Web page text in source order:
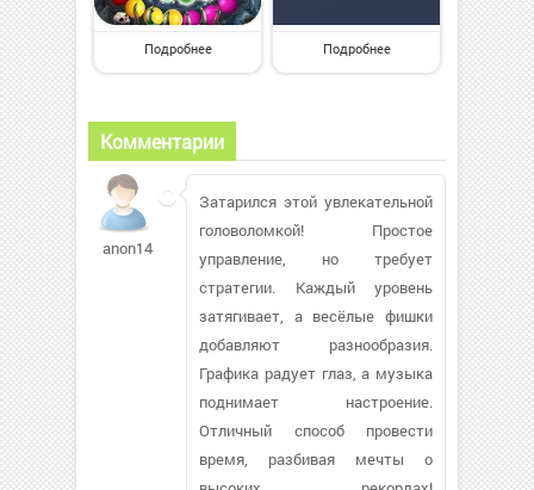
Подробнее Подробнее
Комментарии
anon1488
Затарился этой увлекательной
головоломкой! Простое
управление, но требует
стратегии. Каждый уровень
затягивает, а весёлые фишки
добавляют разнообразия.
Графика радует глаз, а музыка
поднимает настроение.
Отличный способ провести
время, разбивая мечты о